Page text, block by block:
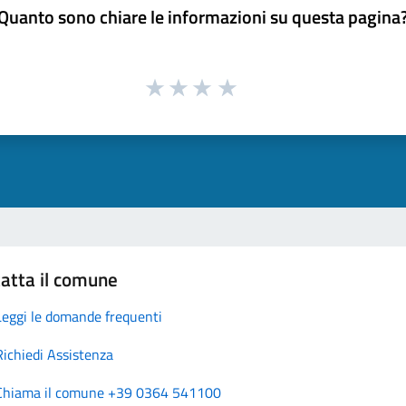
sono chiare le informazioni su questa
il comune
le domande frequenti
Assistenza
il comune +39 0364 541100